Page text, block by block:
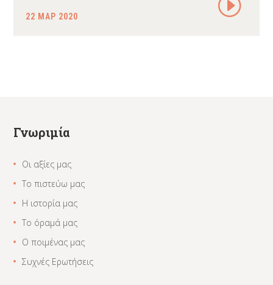
22 ΜΑΡ 2020
Γνωριμία
Οι αξίες μας
Το πιστεύω μας
Η ιστορία μας
Το όραμά μας
Ο ποιμένας μας
Συχνές Ερωτήσεις